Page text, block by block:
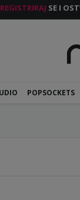
REGISTRIRAJ SE I
POPSOCKETS